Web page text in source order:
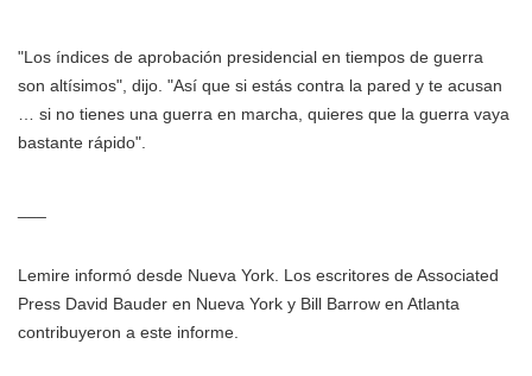
"Los índices de aprobación presidencial en tiempos de guerra
son altísimos", dijo. "Así que si estás contra la pared y te acusan
… si no tienes una guerra en marcha, quieres que la guerra vaya
bastante rápido".
Lemire informó desde Nueva York. Los escritores de Associated
Press David Bauder en Nueva York y Bill Barrow en Atlanta
contribuyeron a este informe.